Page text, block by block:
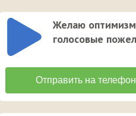
Желаю
голосовые